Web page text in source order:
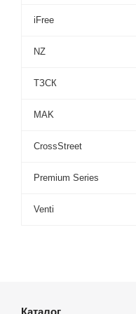
iFree
NZ
ТЗСК
MAK
CrossStreet
Premium Series
Venti
Каталог